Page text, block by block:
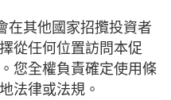
在其他國家招攬投資者
從任何位置訪問本促
您全權負責確定使用條
法律或法規。